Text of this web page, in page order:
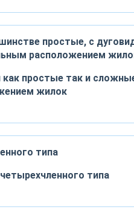
простые, с
расположением
как простые так и
жилок
типа
типа